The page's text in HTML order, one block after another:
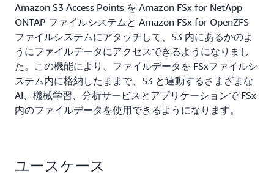
Amazon S3 Access Points を Amazon FSx for NetApp
ONTAP ファイルシステムと Amazon FSx for OpenZFS
ファイルシステムにアタッチして、S3 内にあるかのよ
うにファイルデータにアクセスできるようになりまし
た。この機能により、ファイルデータを FSxファイルシ
ステム内に格納したままで、S3 と連動するさまざまな
AI、機械学習、分析サービスとアプリケーションで FSx
内のファイルデータを使用できるようになります。
ユースケース